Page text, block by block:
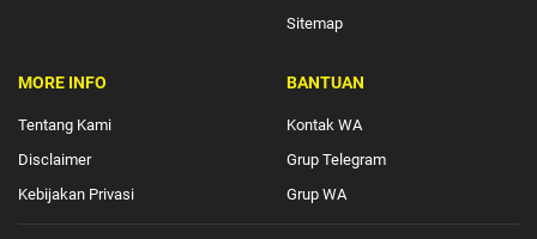
Sitemap
MORE INFO
Tentang Kami
Disclaimer
Kebijakan Privasi
BANTUAN
Kontak WA
Grup Telegram
Grup WA